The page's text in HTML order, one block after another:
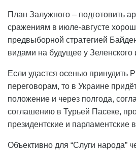
План Залужного – подготовить
сражениям в июле-августе
предвыборной стратегией
видами на будущее у Зеленского
Если удастся осенью принудить
переговорам, то в Украине
положение и через полгода,
соглашению в Турьей Пасеке,
президентские и
Объективно для “Слуги народа”